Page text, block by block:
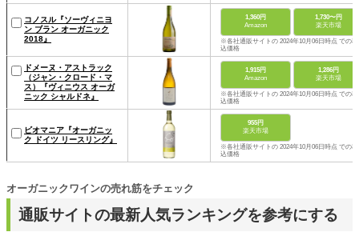
コノスル『ソーヴィニヨ
ン ブラン オーガニック
2018』
1,360円
Amazon
1,730〜円
楽天市場
※各社通販サイトの 2024年10月06日時点 での税
込価格
ドメーヌ・アストラック
（ジャン・クロード・マ
ス）『ヴィニウス オーガ
ニック シャルドネ』
1,915円
Amazon
1,286円
楽天市場
※各社通販サイトの 2024年10月06日時点 での税
込価格
ビオマニア『オーガニッ
ク ドイツ リースリング』
955円
楽天市場
※各社通販サイトの 2024年10月06日時点 での税
込価格
通販サイトの最新人気ランキングを参考にする
オーガニックワインの売れ筋をチェック